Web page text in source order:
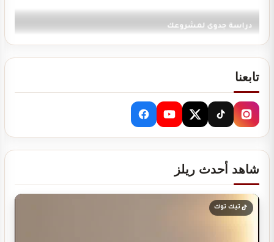
تصميم ديكور كوفي شوب
تصميم ديكور صيدلية مستلزمات العناية
تابعنا
شاهد أحدث ريلز
تيك توك